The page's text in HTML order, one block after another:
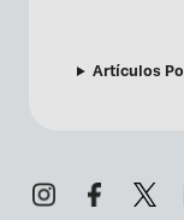
Artículos